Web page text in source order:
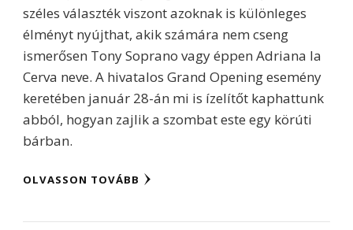
széles választék viszont azoknak is különleges
élményt nyújthat, akik számára nem cseng
ismerősen Tony Soprano vagy éppen Adriana la
Cerva neve. A hivatalos Grand Opening esemény
keretében január 28-án mi is ízelítőt kaphattunk
abból, hogyan zajlik a szombat este egy körúti
bárban.
OLVASSON TOVÁBB